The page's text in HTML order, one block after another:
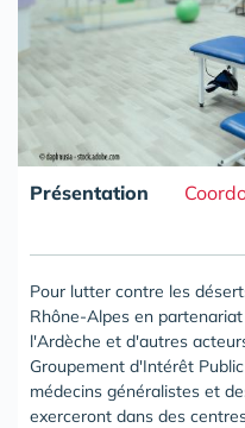
Présentation
Pour lutter contre les
Rhône-Alpes en
l'Ardèche et d'autres
Groupement d'Intérêt
médecins généralistes et
exerceront dans des